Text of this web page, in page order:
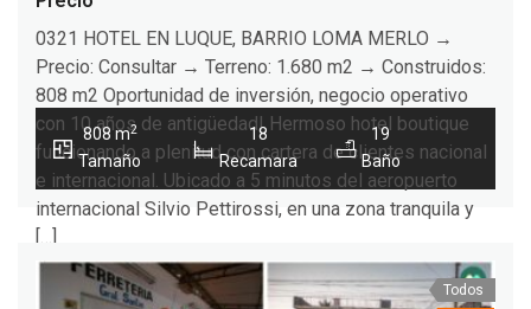
0321 HOTEL EN LUQUE, BARRIO LOMA MERLO →
Precio: Consultar → Terreno: 1.680 m2 → Construidos:
808 m2 Oportunidad de inversión, negocio operativo
con 10 años de antigüedad! Hermoso hotel boutique
funcionando a plenitud con cartera de clientes nacional
e internacional. Ubicado a 5 minutos del aeropuerto
internacional Silvio Pettirossi, en una zona tranquila y
[…]
808 m2
Tamaño
18
Recamara
19
Baño
Todos